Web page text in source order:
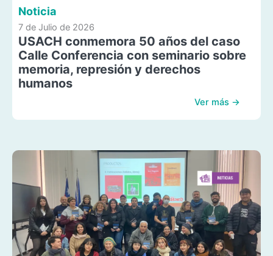
Noticia
7 de Julio de 2026
USACH conmemora 50 años del caso
Calle Conferencia con seminario sobre
memoria, represión y derechos
humanos
Ver más →